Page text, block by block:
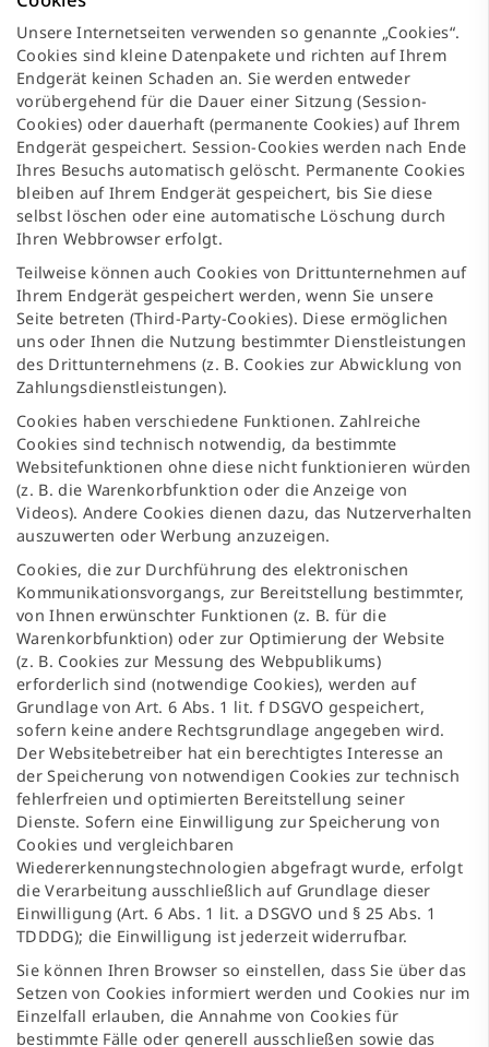
Unsere Internetseiten verwenden so genannte „Cookies“.
Cookies sind kleine Datenpakete und richten auf Ihrem
Endgerät keinen Schaden an. Sie werden entweder
vorübergehend für die Dauer einer Sitzung (Session-
Cookies) oder dauerhaft (permanente Cookies) auf Ihrem
Endgerät gespeichert. Session-Cookies werden nach Ende
Ihres Besuchs automatisch gelöscht. Permanente Cookies
bleiben auf Ihrem Endgerät gespeichert, bis Sie diese
selbst löschen oder eine automatische Löschung durch
Ihren Webbrowser erfolgt.
Teilweise können auch Cookies von Drittunternehmen auf
Ihrem Endgerät gespeichert werden, wenn Sie unsere
Seite betreten (Third-Party-Cookies). Diese ermöglichen
uns oder Ihnen die Nutzung bestimmter Dienstleistungen
des Drittunternehmens (z. B. Cookies zur Abwicklung von
Zahlungsdienstleistungen).
Cookies haben verschiedene Funktionen. Zahlreiche
Cookies sind technisch notwendig, da bestimmte
Websitefunktionen ohne diese nicht funktionieren würden
(z. B. die Warenkorbfunktion oder die Anzeige von
Videos). Andere Cookies dienen dazu, das Nutzerverhalten
auszuwerten oder Werbung anzuzeigen.
Cookies, die zur Durchführung des elektronischen
Kommunikationsvorgangs, zur Bereitstellung bestimmter,
von Ihnen erwünschter Funktionen (z. B. für die
Warenkorbfunktion) oder zur Optimierung der Website
(z. B. Cookies zur Messung des Webpublikums)
erforderlich sind (notwendige Cookies), werden auf
Grundlage von Art. 6 Abs. 1 lit. f DSGVO gespeichert,
sofern keine andere Rechtsgrundlage angegeben wird.
Der Websitebetreiber hat ein berechtigtes Interesse an
der Speicherung von notwendigen Cookies zur technisch
fehlerfreien und optimierten Bereitstellung seiner
Dienste. Sofern eine Einwilligung zur Speicherung von
Cookies und vergleichbaren
Wiedererkennungstechnologien abgefragt wurde, erfolgt
die Verarbeitung ausschließlich auf Grundlage dieser
Einwilligung (Art. 6 Abs. 1 lit. a DSGVO und § 25 Abs. 1
TDDDG); die Einwilligung ist jederzeit widerrufbar.
Sie können Ihren Browser so einstellen, dass Sie über das
Setzen von Cookies informiert werden und Cookies nur im
Einzelfall erlauben, die Annahme von Cookies für
bestimmte Fälle oder generell ausschließen sowie das